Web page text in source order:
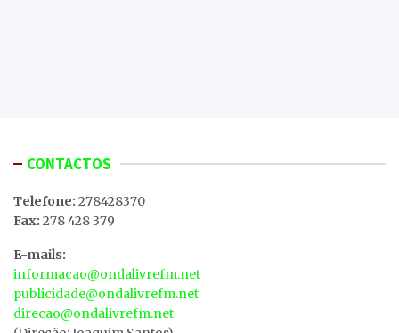
CONTACTOS
Telefone: 278428370
Fax: 278 428 379
E-mails:
informacao@ondalivrefm.net
publicidade@ondalivrefm.net
direcao@ondalivrefm.net